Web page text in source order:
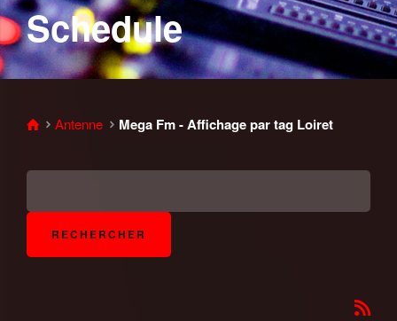
Schedule
Antenne Mega Fm - Affichage par tag Loiret